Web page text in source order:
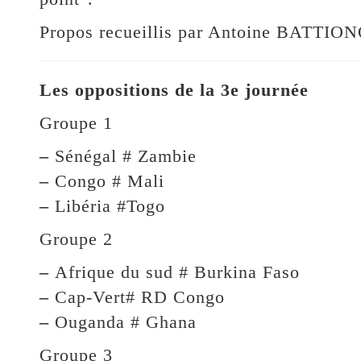
Propos recueillis par Antoine
Les oppositions de la 3e journée
Groupe 1
–Sénégal # Zambie
–Congo # Mali
–Libéria #Togo
Groupe 2
–Afrique du sud # Burkina Faso
–Cap-Vert# RD Congo
–Ouganda # Ghana
Groupe 3